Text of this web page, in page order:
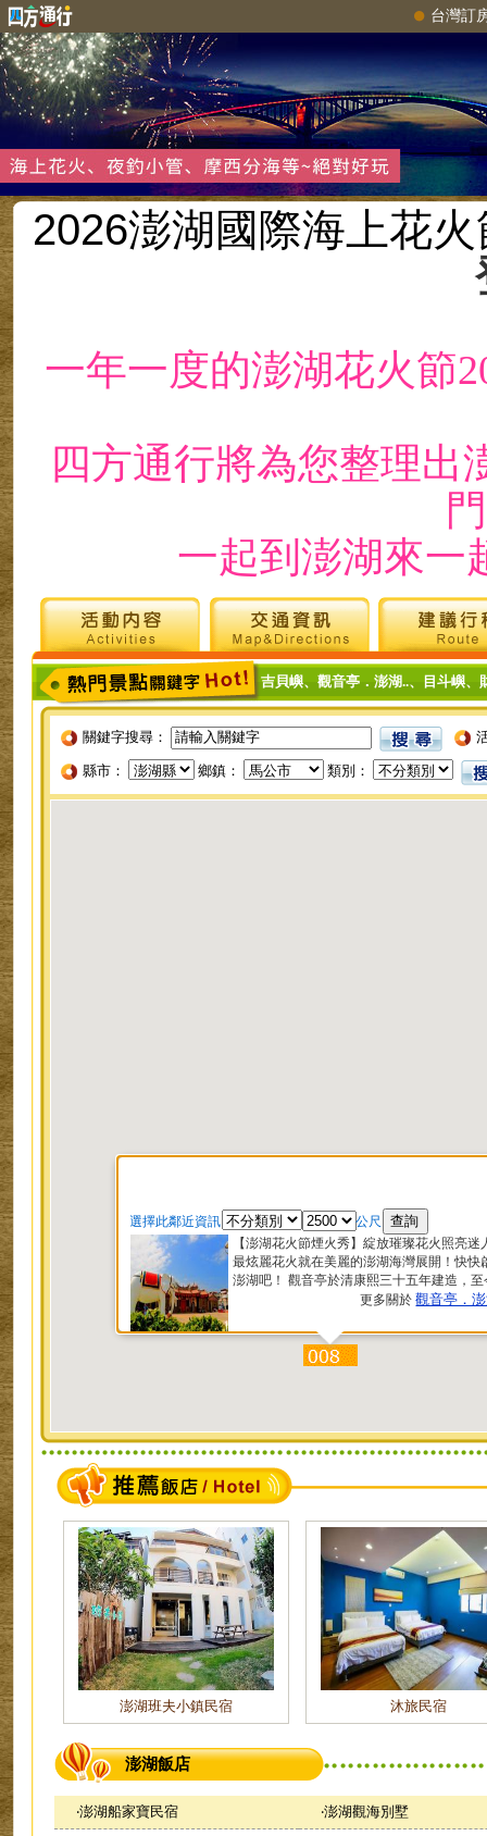
台灣訂
2026澎湖國際海上花
一年一度的澎湖花火節
四方通行將為您整理
一起到澎湖來一
吉貝嶼、 觀音亭．澎湖..、 目斗嶼、
澎湖班夫小鎮民宿 沐旅民宿
澎湖飯店
‧澎湖船家寶民宿 ‧澎湖觀海別墅